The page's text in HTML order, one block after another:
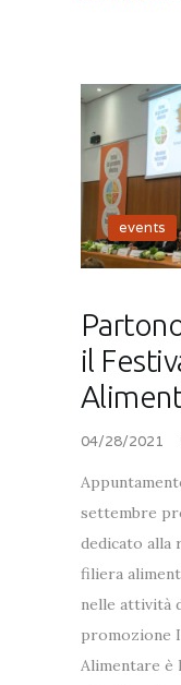
events
il
04/28/2021
settembre
dedicato alla
filiera
nelle attività
promozione
Alimentare è